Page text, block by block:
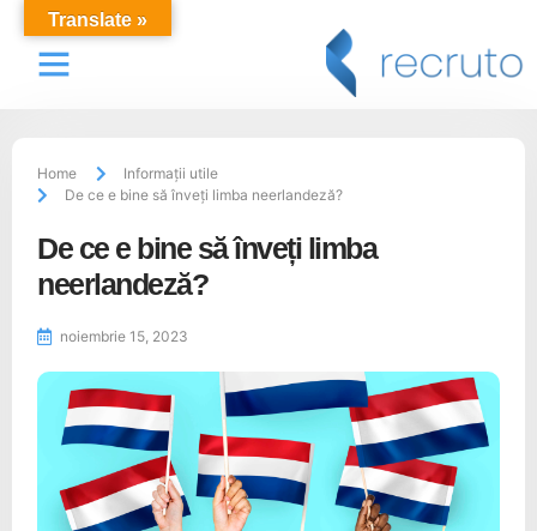
Home
Informații utile
De ce e bine să înveți limba neerlandeză?
De ce e bine să înveți limba
neerlandeză?
noiembrie 15, 2023
Translate »